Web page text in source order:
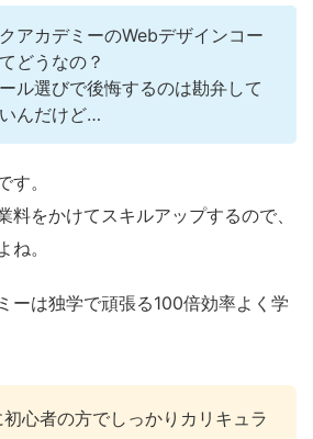
アカデミーのWebデザインコー
どうなの？
ル選びで後悔するのは勘弁して
んだけど…
す。
料をかけてスキルアップするので、
。
ーは独学で頑張る100倍効率よく学
心者の方でしっかりカリキュラ